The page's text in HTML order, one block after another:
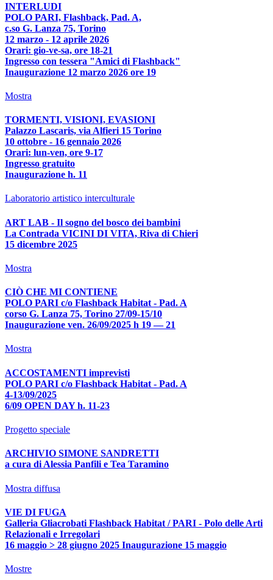
INTERLUDI
POLO PARI, Flashback, Pad. A,
c.so G. Lanza 75, Torino
12 marzo - 12 aprile 2026
Orari: gio-ve-sa, ore 18-21
Ingresso con tessera "Amici di Flashback"
Inaugurazione 12 marzo 2026 ore 19
Mostra
TORMENTI, VISIONI, EVASIONI
Palazzo Lascaris, via Alfieri 15 Torino
10 ottobre - 16 gennaio 2026
Orari: lun-ven, ore 9-17
Ingresso gratuito
Inaugurazione h. 11
Laboratorio artistico interculturale
ART LAB - Il sogno del bosco dei bambini
La Contrada VICINI DI VITA, Riva di Chieri
15 dicembre 2025
Mostra
CIÒ CHE MI CONTIENE
POLO PARI c/o Flashback Habitat - Pad. A
corso G. Lanza 75, Torino 27/09-15/10
Inaugurazione ven. 26/09/2025 h 19 — 21
Mostra
ACCOSTAMENTI imprevisti
POLO PARI c/o Flashback Habitat - Pad. A
4-13/09/2025
6/09 OPEN DAY h. 11-23
Progetto speciale
ARCHIVIO SIMONE SANDRETTI
a cura di Alessia Panfili e Tea Taramino
Mostra diffusa
VIE DI FUGA
Galleria Gliacrobati Flashback Habitat / PARI - Polo delle Arti
Relazionali e Irregolari
16 maggio > 28 giugno 2025 Inaugurazione 15 maggio
Mostre